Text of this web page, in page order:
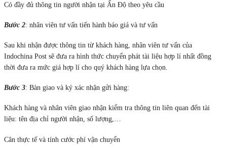
Có đầy đủ thông tin người nhận tại Ấn Độ theo yêu cầu
Bước 2: nhân viên tư vấn tiến hành báo giá và tư vấn
Sau khi nhận được thông tin từ khách hàng, nhân viên tư vấn của
Indochina Post sẽ đưa ra hình thức chuyển phát tài liệu hợp lí nhất đồng
thời đưa ra mức giá hợp lí cho quý khách hàng lựa chọn.
Bước 3: Bàn giao và ký xác nhận gửi hàng:
Khách hàng và nhân viên giao nhận kiểm tra thông tin liên quan đến tài
liệu: tên địa chỉ người nhận, số lượng,…
Cân thực tế và tính cước phí vận chuyển